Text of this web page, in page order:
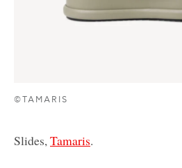
©TAMARIS
Slides,Tamaris.